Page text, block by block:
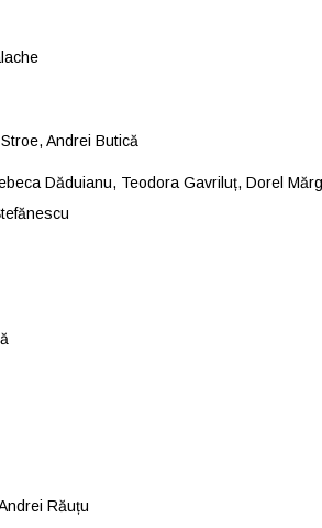
Andrei Butică
Dăduianu, Teodora Gavriluț, Dorel
Răuțu